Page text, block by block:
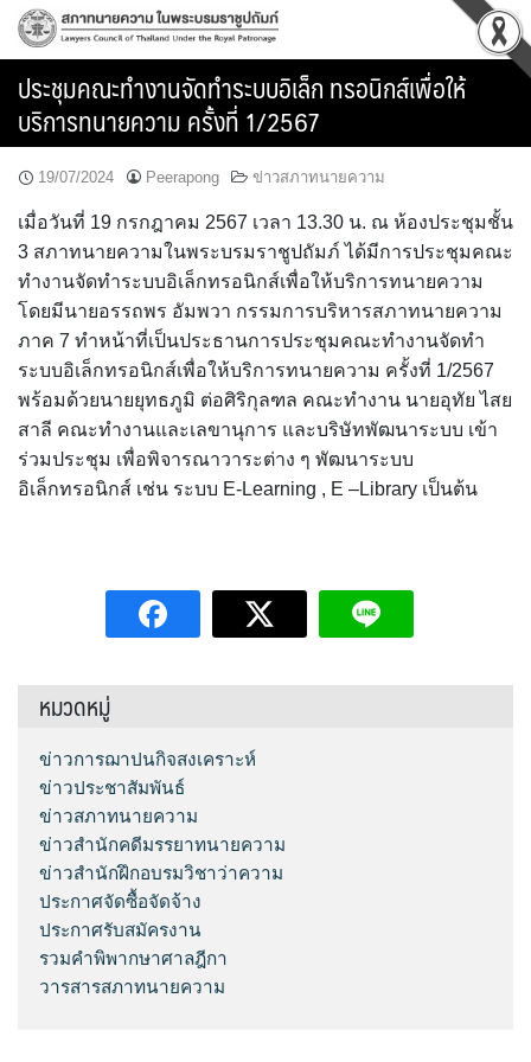
Skip
ประชุมคณะทำงานจัดทำระบบอิเล็ก ทรอนิกส์เพื่อให้
บริการทนายความ ครั้งที่ 1/2567
19/07/2024 Peerapong ข่าวสภาทนายความ
เมื่อวันที่ 19 กรกฎาคม 2567 เวลา 13.30 น. ณ ห้องประชุมชั้น
3 สภาทนายความในพระบรมราชูปถัมภ์ ได้มีการประชุมคณะ
ทำงานจัดทำระบบอิเล็กทรอนิกส์เพื่อให้บริการทนายความ
โดยมีนายอรรถพร อัมพวา กรรมการบริหารสภาทนายความ
ภาค 7 ทำหน้าที่เป็นประธานการประชุมคณะทำงานจัดทำ
ระบบอิเล็กทรอนิกส์เพื่อให้บริการทนายความ ครั้งที่ 1/2567
พร้อมด้วยนายยุทธภูมิ ต่อศิริกุลฑล คณะทำงาน นายอุทัย ไสย
สาลี คณะทำงานและเลขานุการ และบริษัทพัฒนาระบบ เข้า
ร่วมประชุม เพื่อพิจารณาวาระต่าง ๆ พัฒนาระบบ
อิเล็กทรอนิกส์ เช่น ระบบ E-Learning , E –Library เป็นต้น
หมวดหมู่
ข่าวการฌาปนกิจสงเคราะห์
ข่าวประชาสัมพันธ์
ข่าวสภาทนายความ
ข่าวสำนักคดีมรรยาทนายความ
ข่าวสำนักฝึกอบรมวิชาว่าความ
ประกาศจัดซื้อจัดจ้าง
ประกาศรับสมัครงาน
รวมคำพิพากษาศาลฎีกา
วารสารสภาทนายความ